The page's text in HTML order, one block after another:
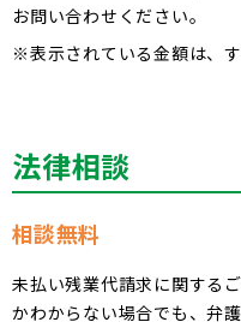
お問い合わせください。
※表示されている金額は、
法律相談
相談無料
未払い残業代請求に関する
かわからない場合でも、弁